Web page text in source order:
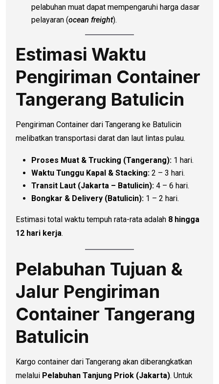
pelabuhan muat dapat mempengaruhi harga dasar
pelayaran (ocean freight).
Estimasi Waktu
Pengiriman Container
Tangerang Batulicin
Pengiriman Container dari Tangerang ke Batulicin
melibatkan transportasi darat dan laut lintas pulau.
Proses Muat & Trucking (Tangerang): 1 hari.
Waktu Tunggu Kapal & Stacking: 2 – 3 hari.
Transit Laut (Jakarta – Batulicin): 4 – 6 hari.
Bongkar & Delivery (Batulicin): 1 – 2 hari.
Estimasi total waktu tempuh rata-rata adalah 8 hingga
12 hari kerja.
Pelabuhan Tujuan &
Jalur Pengiriman
Container Tangerang
Batulicin
Kargo container dari Tangerang akan diberangkatkan
melalui Pelabuhan Tanjung Priok (Jakarta). Untuk